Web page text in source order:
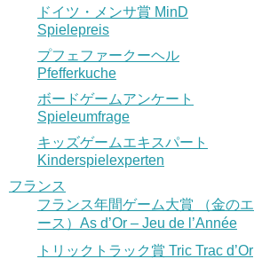
ドイツ・メンサ賞 MinD
Spielepreis
プフェファークーヘル
Pfefferkuche
ボードゲームアンケート
Spieleumfrage
キッズゲームエキスパート
Kinderspielexperten
フランス
フランス年間ゲーム大賞 （金のエ
ース）As d’Or – Jeu de l’Année
トリックトラック賞 Tric Trac d’Or